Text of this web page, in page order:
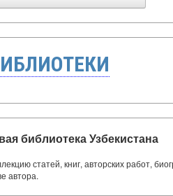
библиотека Узбекистана
статей, книг, авторских работ,
автора.